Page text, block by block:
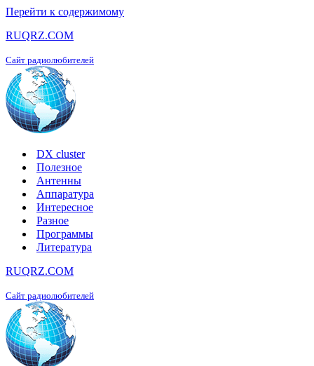
Перейти к содержимому
RUQRZ.COM
Сайт радиолюбителей
DX cluster
Полезное
Антенны
Аппаратура
Интересное
Разное
Программы
Литература
RUQRZ.COM
Сайт радиолюбителей